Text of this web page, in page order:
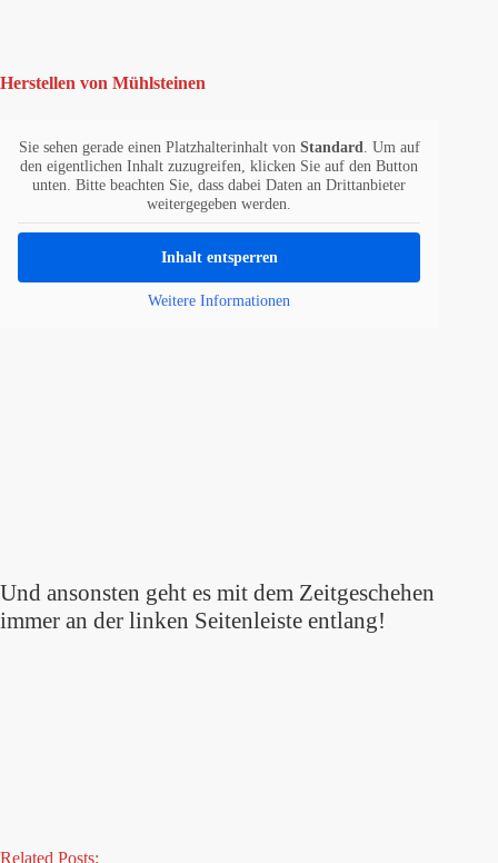
Herstellen von Mühlsteinen
Sie sehen gerade einen Platzhalterinhalt von Standard
. Um auf
den eigentlichen Inhalt zuzugreifen, klicken Sie auf den Button
unten. Bitte beachten Sie, dass dabei Daten an Drittanbieter
weitergegeben werden.
Inhalt entsperren
Weitere Informationen
Und ansonsten geht es mit dem Zeitgeschehen
immer an der linken Seitenleiste entlang!
Related Posts: